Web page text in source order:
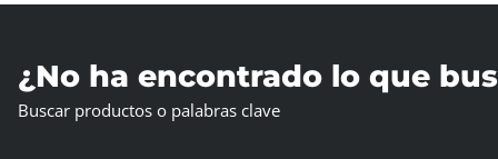
¿No ha encontrado lo que
Buscar productos o palabras clave